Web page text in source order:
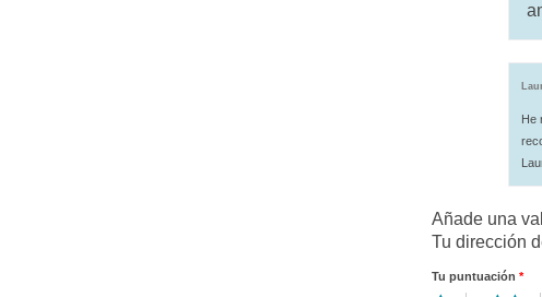
He
Añade una
Tu dirección
Tu puntuación *